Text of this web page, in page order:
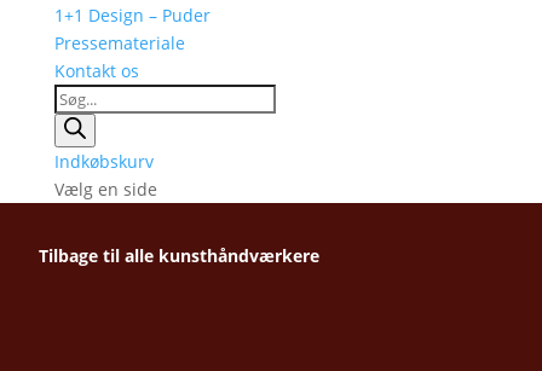
1+1 Design – Puder
Pressemateriale
Kontakt os
Products
search
Indkøbskurv
Vælg en side
Tilbage til alle kunsthåndværkere